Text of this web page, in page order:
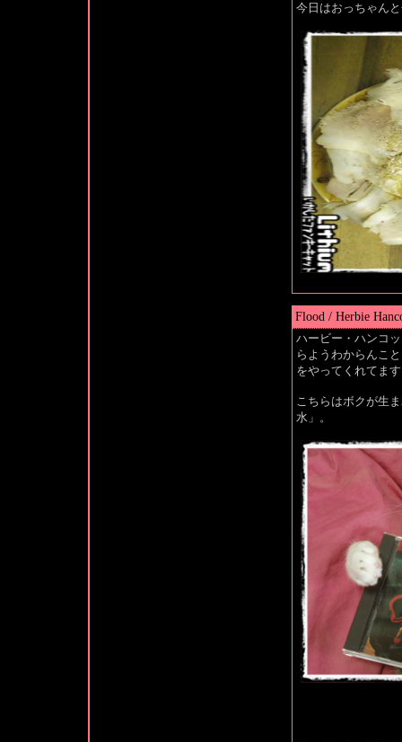
今日はおっちゃん
Flood / Herbie
ハービー・ハンコ
らようわからんこ
をやってくれてま
こちらはボクが生
水」。